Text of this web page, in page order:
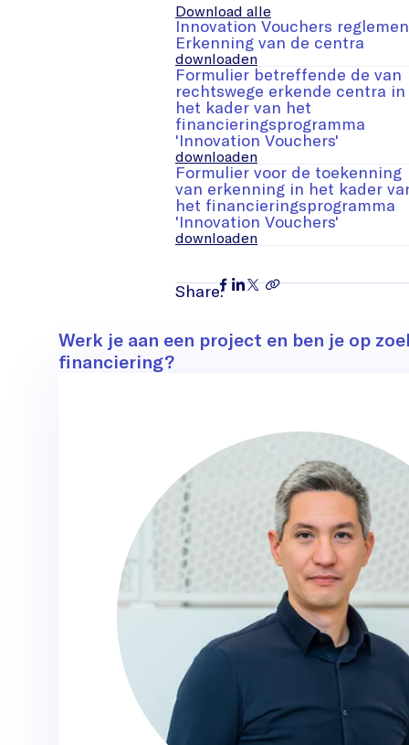
Download alle
Innovation Vouchers
Erkenning van de centra
downloaden
Formulier betreffende de van
rechtswege erkende centra in
het kader van het
financieringsprogramma
'Innovation Vouchers'
downloaden
Formulier voor de toekenning
van erkenning in het kader
het financieringsprogramma
'Innovation Vouchers'
downloaden
Share:
Werk je aan een project en ben je op
financiering?
Contact